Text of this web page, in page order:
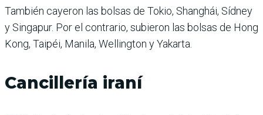
También cayeron las bolsas de Tokio, Shanghái, Sídney
y Singapur. Por el contrario, subieron las bolsas de Hong
Kong, Taipéi, Manila, Wellington y Yakarta.
Cancillería iraní